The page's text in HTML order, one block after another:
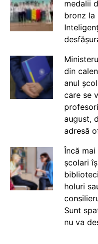
medalii
bronz la
din
anul
care se
august,
adresă
Încă
școlari
holuri
Sunt
nu va